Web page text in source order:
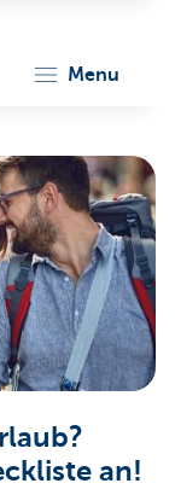
menu
an!